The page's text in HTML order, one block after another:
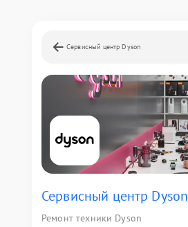
Сервисный центр Dyson
Сервисный центр Dyson
Ремонт техники Dyson